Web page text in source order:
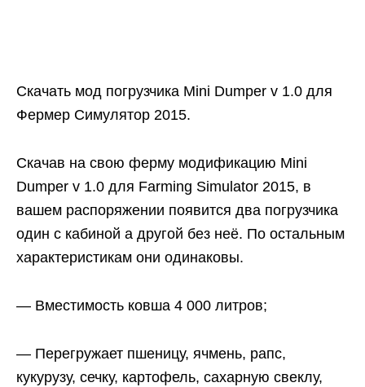
Скачать мод погрузчика Mini Dumper v 1.0 для
Фермер Симулятор 2015.
Скачав на свою ферму модификацию Mini
Dumper v 1.0 для Farming Simulator 2015, в
вашем распоряжении появится два погрузчика
один с кабиной а другой без неё. По остальным
характеристикам они одинаковы.
— Вместимость ковша 4 000 литров;
— Перегружает пшеницу, ячмень, рапс,
кукурузу, сечку, картофель, сахарную свеклу,